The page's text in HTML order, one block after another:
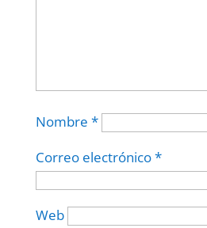
Nombre *
Correo electrónico*
Web